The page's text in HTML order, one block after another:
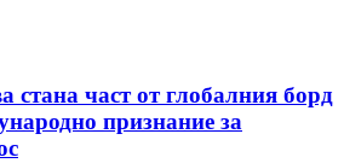
стана част от глобалния борд
признание за